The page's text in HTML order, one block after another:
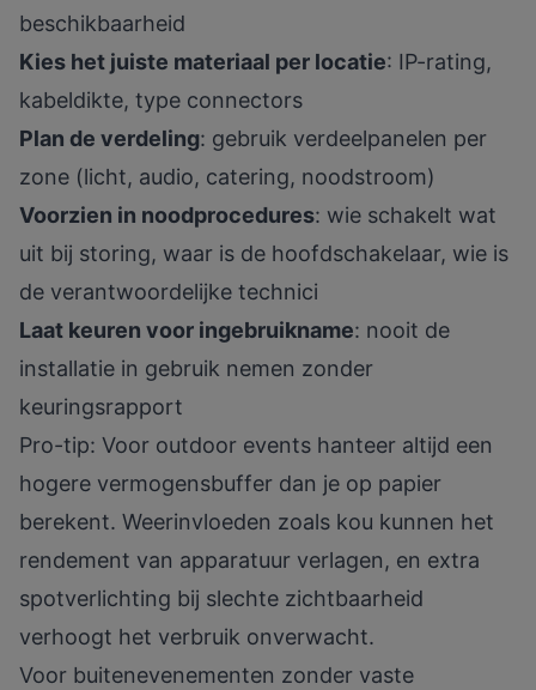
beschikbaarheid
Kies het juiste materiaal per locatie: IP-rating,
kabeldikte, type connectors
Plan de verdeling: gebruik verdeelpanelen per
zone (licht, audio, catering, noodstroom)
Voorzien in noodprocedures: wie schakelt wat
uit bij storing, waar is de hoofdschakelaar, wie is
de verantwoordelijke technici
Laat keuren voor ingebruikname: nooit de
installatie in gebruik nemen zonder
keuringsrapport
Pro-tip: Voor outdoor events hanteer altijd een
hogere vermogensbuffer dan je op papier
berekent. Weerinvloeden zoals kou kunnen het
rendement van apparatuur verlagen, en extra
spotverlichting bij slechte zichtbaarheid
verhoogt het verbruik onverwacht.
Voor buitenevenementen zonder vaste